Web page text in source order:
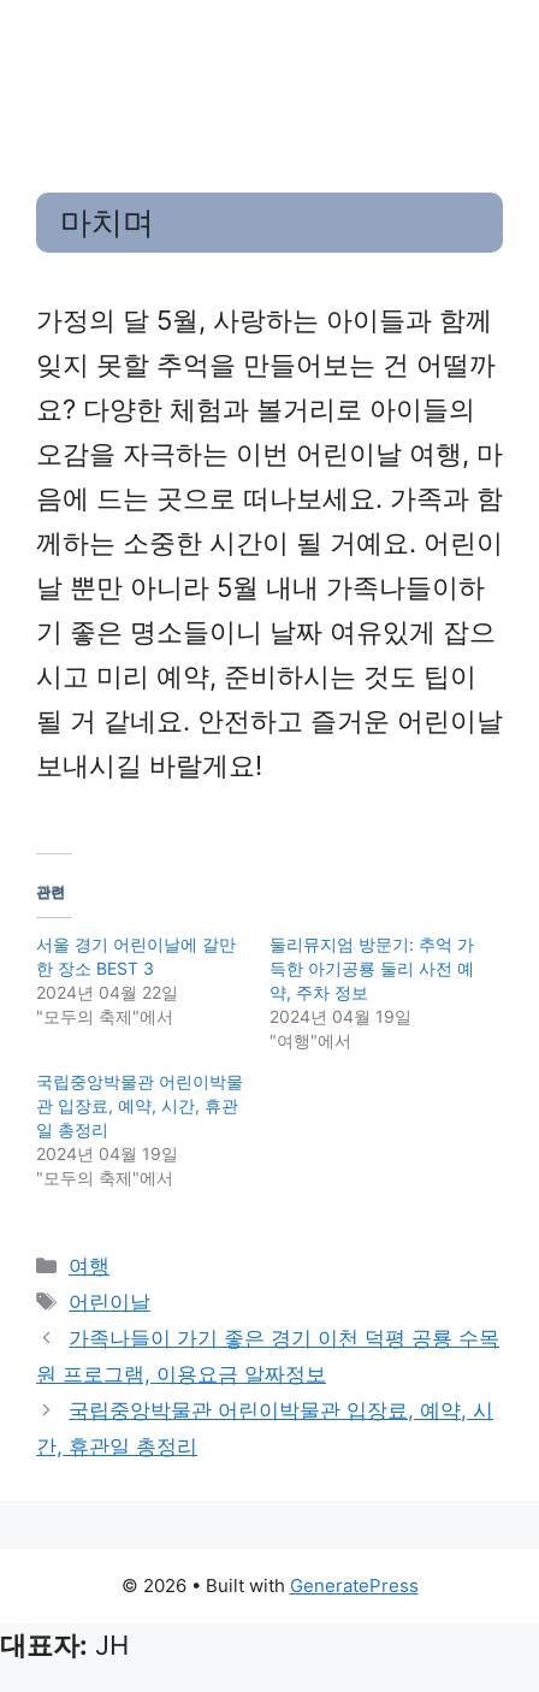
마치며
가정의 달 5월, 사랑하는 아이들과 함께
잊지 못할 추억을 만들어보는 건 어떨까
요? 다양한 체험과 볼거리로 아이들의
오감을 자극하는 이번 어린이날 여행, 마
음에 드는 곳으로 떠나보세요. 가족과 함
께하는 소중한 시간이 될 거예요. 어린이
날 뿐만 아니라 5월 내내 가족나들이하
기 좋은 명소들이니 날짜 여유있게 잡으
시고 미리 예약, 준비하시는 것도 팁이
될 거 같네요. 안전하고 즐거운 어린이날
보내시길 바랄게요!
관련
서울 경기 어린이날에 갈만
한 장소 BEST 3
2024년 04월 22일
"모두의 축제"에서
둘리뮤지엄 방문기: 추억 가
득한 아기공룡 둘리 사전 예
약, 주차 정보
2024년 04월 19일
"여행"에서
국립중앙박물관 어린이박물
관 입장료, 예약, 시간, 휴관
일 총정리
2024년 04월 19일
"모두의 축제"에서
Categories
여행
Tags
어린이날
가족나들이 가기 좋은 경기 이천 덕평 공룡 수목
원 프로그램, 이용요금 알짜정보
국립중앙박물관 어린이박물관 입장료, 예약, 시
간, 휴관일 총정리
© 2026 • Built with GeneratePress
대표자: JH